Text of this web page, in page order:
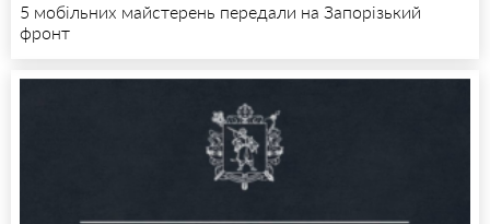
5 мобільних майстерень передали на Запорізький
фронт